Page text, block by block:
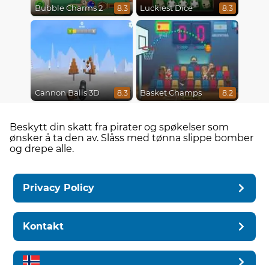
Bubble Charms 2 8.3 Luckiest Dice 8.3
Cannon Balls 3D 8.3 Basket Champs 8.2
Beskytt din skatt fra pirater og spøkelser som
ønsker å ta den av. Slåss med tønna slippe bomber
og drepe alle.
Privacy Policy
Kontakt